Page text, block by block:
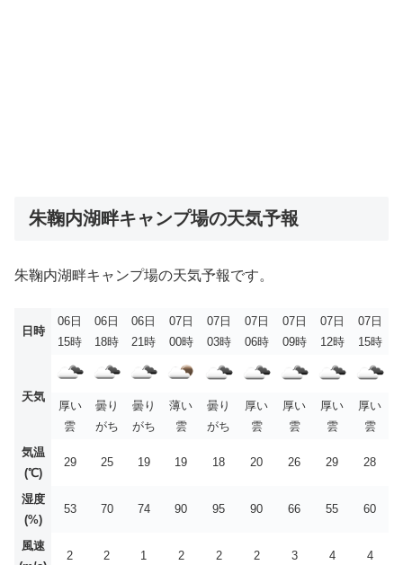
朱鞠内湖畔キャンプ場の天気予報
朱鞠内湖畔キャンプ場の天気予報です。
日時
06日
15時
06日
18時
06日
21時
07日
00時
07日
03時
07日
06時
07日
09時
07日
12時
07日
15時
天気
厚い
雲
曇り
がち
曇り
がち
薄い
雲
曇り
がち
厚い
雲
厚い
雲
厚い
雲
厚い
雲
気温
(℃)
29 25 19 19 18 20 26 29 28
湿度
(%)
53 70 74 90 95 90 66 55 60
風速
2 2 1 2 2 2 3 4 4